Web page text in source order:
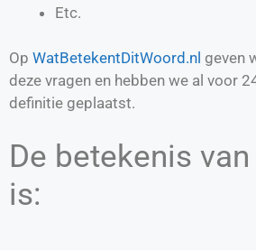
Etc.
Op WatBetekentDitWoord.nl geven
deze vragen en hebben we al voor
definitie geplaatst.
De betekenis
is: